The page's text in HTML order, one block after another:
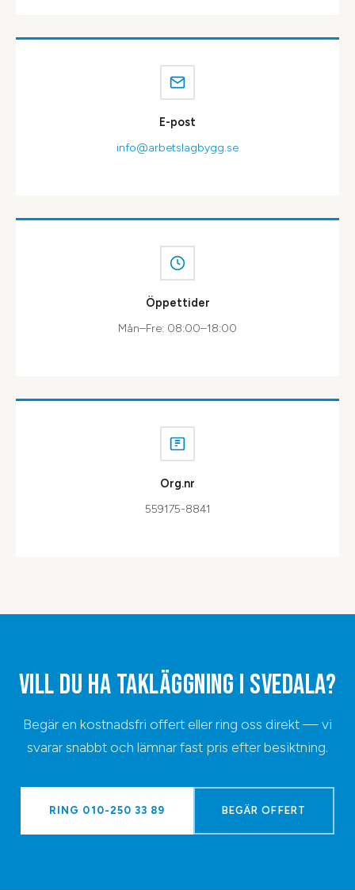
E-post
info@arbetslagbygg.se
Öppettider
Mån–Fre: 08:00–18:00
Org.nr
559175-8841
VILL DU HATAKLÄGGNING I SVEDALA?
Begär en kostnadsfri offert eller ring oss direkt — vi
svarar snabbt och lämnar fast pris efter besiktning.
RING 010-250 33 89 BEGÄR OFFERT